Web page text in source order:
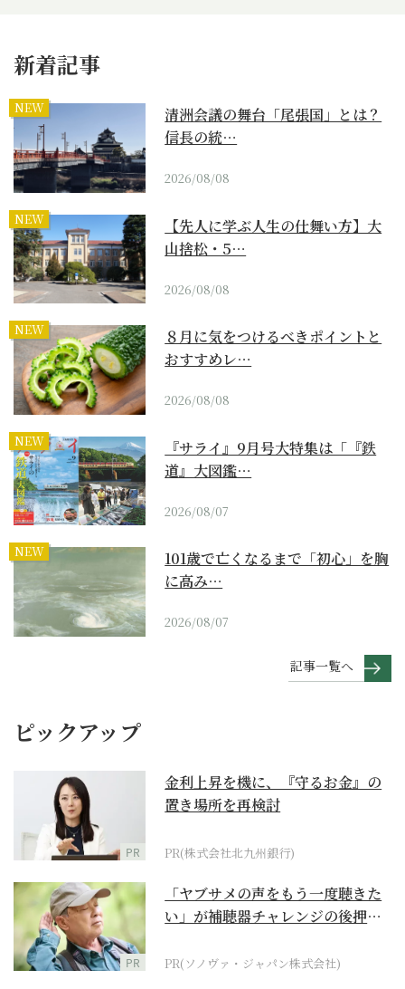
新着記事
NEW
清洲会議の舞台「尾張国」とは？
信長の統…
2026/08/08
NEW
【先人に学ぶ人生の仕舞い方】大
山捨松・5…
2026/08/08
NEW
８月に気をつけるべきポイントと
おすすめレ…
2026/08/08
NEW
『サライ』9月号大特集は「『鉄
道』大図鑑…
2026/08/07
NEW
101歳で亡くなるまで「初心」を胸
に高み…
2026/08/07
記事一覧へ
ピックアップ
PR
金利上昇を機に、『守るお金』の
置き場所を再検討
PR(株式会社北九州銀行)
PR
「ヤブサメの声をもう一度聴きた
い」が補聴器チャレンジの後押し
PR(ソノヴァ・ジャパン株式会社)